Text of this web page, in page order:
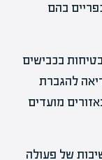
בהם
בכבישים
להגברת
מועדים
של פעולה